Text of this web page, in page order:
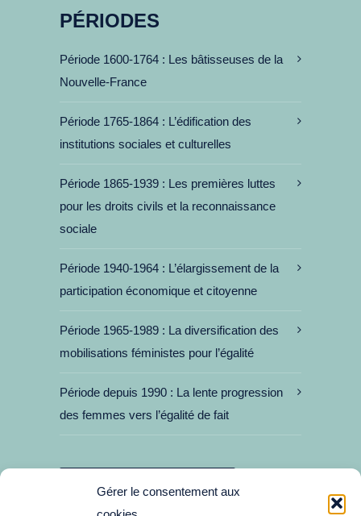
Gérer le consentement aux
PÉRIODES
Période 1600-1764
Les bâtisseuses de la
Nouvelle-France
Période 1765-1864
L’édification des
institutions sociales et culturelles
Période 1865-1939
Les premières luttes
pour les droits civils et la reconnaissance
sociale
Période 1940-1964
L’élargissement de la
participation économique et citoyenne
Période 1965-1989
La diversification des
mobilisations féministes pour l’égalité
Période depuis 1990
La lente progression
des femmes vers l’égalité de fait
JE SOUHAITE CONTRIBUER